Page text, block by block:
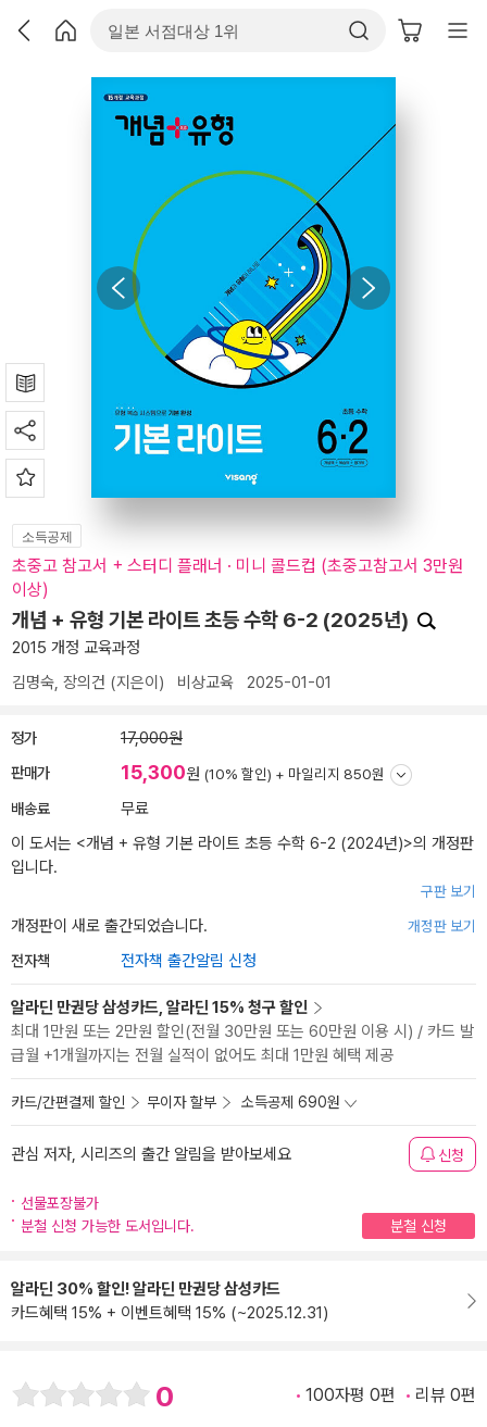
소득공제
초중고 참고서 + 스터디 플래너 · 미니 콜드컵 (초중고참고서 3만원
이상)
개념 + 유형 기본 라이트 초등 수학 6-2 (2025년)
2015 개정 교육과정
김명숙, 장의건 (지은이) 비상교육 2025-01-01
정가 17,000원
판매가 15,300원 (10% 할인) + 마일리지 850원
배송료
무료
이 도서는 <개념 + 유형 기본 라이트 초등 수학 6-2 (2024년)>의 개정판
입니다.
구판 보기
개정판이 새로 출간되었습니다. 개정판 보기
전자책 전자책 출간알림 신청
알라딘 만권당 삼성카드, 알라딘 15% 청구 할인
최대 1만원 또는 2만원 할인(전월 30만원 또는 60만원 이용 시) / 카드 발
급월 +1개월까지는 전월 실적이 없어도 최대 1만원 혜택 제공
카드/간편결제 할인 무이자 할부 소득공제 690원
관심 저자, 시리즈의 출간 알림을 받아보세요 신청
선물포장불가
분철 신청 가능한 도서입니다.
분철 신청
알라딘 30% 할인! 알라딘 만권당 삼성카드
카드혜택 15% + 이벤트혜택 15% (~2025.12.31)
0 100자평 0편 리뷰 0편